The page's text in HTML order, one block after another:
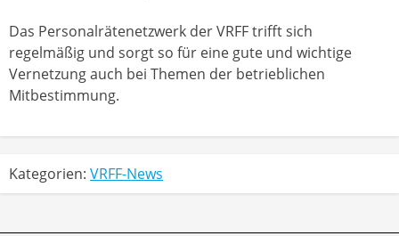
Das Personalrätenetzwerk der VRFF trifft sich
regelmäßig und sorgt so für eine gute und wichtige
Vernetzung auch bei Themen der betrieblichen
Mitbestimmung.
Kategorien: VRFF-News